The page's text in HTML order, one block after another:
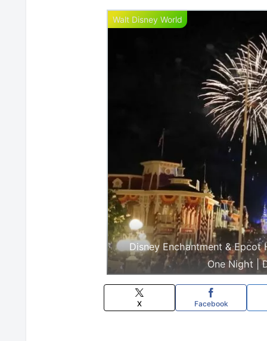
Walt Disney World
Disney Enchantment &
One Night |
X Facebook